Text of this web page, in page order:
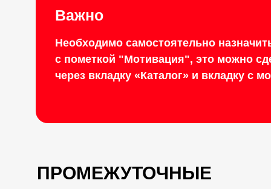
Важно
Необходимо самостоятельно
с пометкой "Мотивация", это можно
через вкладку «Каталог» и вкладку с
ПРОМЕЖУТОЧНЫЕ